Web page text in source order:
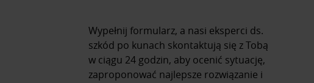
Wypełnij formularz, a nasi eksperci ds.
szkód po kunach skontaktują się z Tobą
w ciągu 24 godzin, aby ocenić sytuację,
zaproponować najlepsze rozwiązanie i